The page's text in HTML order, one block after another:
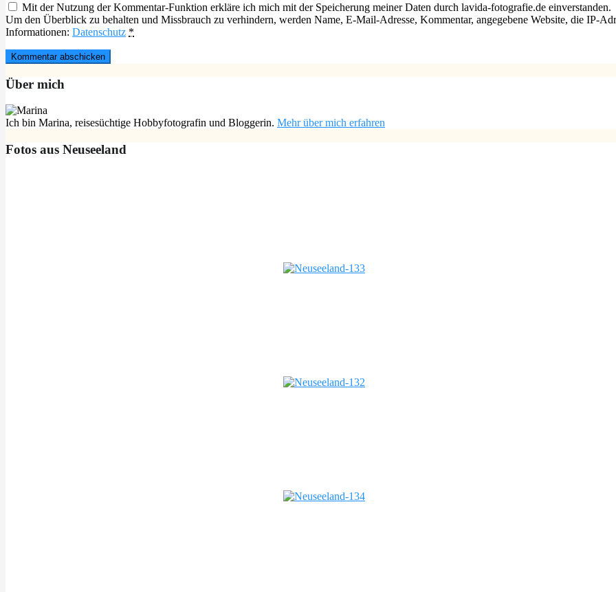
Mit der Nutzung der Kommentar-Funktion erkläre ich mich mit der Speicherung meiner Daten durch lavida-fotografie.de einverstanden.
Um den Überblick zu behalten und Missbrauch zu verhindern, werden Name, E-Mail-Adresse, Kommentar, angegebene Website, die IP-
Informationen: Datenschutz *
Über mich
Ich bin Marina, reisesüchtige Hobbyfotografin und Bloggerin. Mehr über mich erfahren
Fotos aus Neuseeland